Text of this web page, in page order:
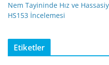
Nem Tayininde Hız ve
HS153 İncelemesi
Etiketler